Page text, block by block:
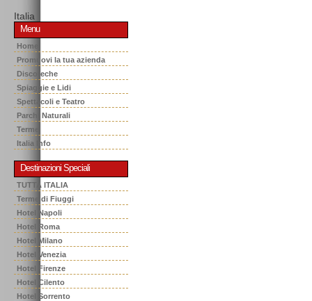
Italia
Menu
Home
Promuovi la tua azienda
Discoteche
Spiaggie e Lidi
Spettacoli e Teatro
Parchi Naturali
Terme
Italia Info
Destinazioni Speciali
TUTTA ITALIA
Terme di Fiuggi
Hotel Napoli
Hotel Roma
Hotel Milano
Hotel Venezia
Hotel Firenze
Hotel Cilento
Hotel Sorrento